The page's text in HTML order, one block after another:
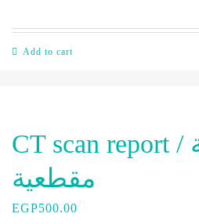
Add to cart
CT scan report / تقرير آشعة
مقطعية
EGP500.00